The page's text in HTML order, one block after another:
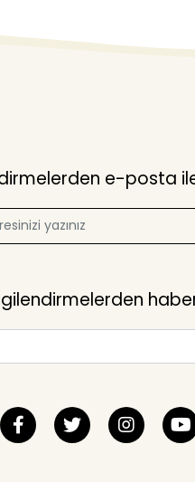
e-posta